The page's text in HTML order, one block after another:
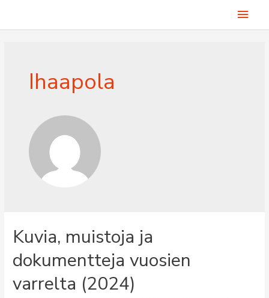
Ihaapola
Kuvia, muistoja ja
dokumentteja vuosien
varrelta (2024)